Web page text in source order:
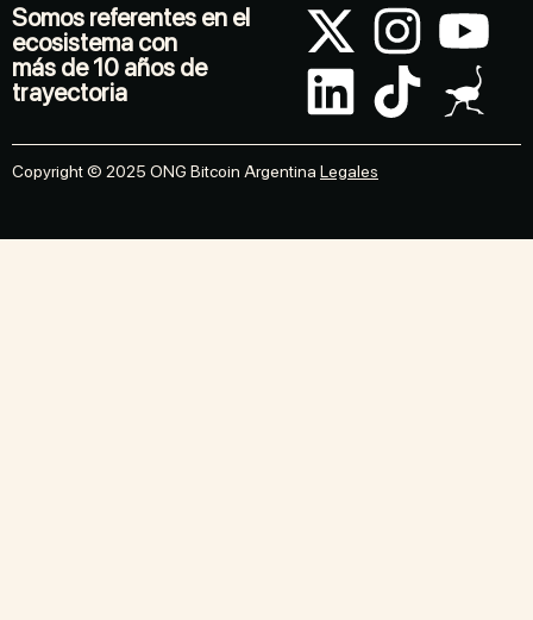
Somos referentes en el
ecosistema con
más de 10 años de
trayectoria
Copyright © 2025 ONG Bitcoin Argentina Legales